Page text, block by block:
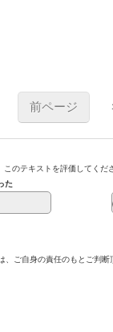
前ページ
このテキストを評価してくだ
た
ご自身の責任のもとご判断